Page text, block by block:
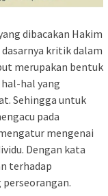
dibacakan Hakim
kritik dalam
merupakan bentuk
hal yang
Sehingga untuk
pada
mengenai
Dengan kata
terhadap